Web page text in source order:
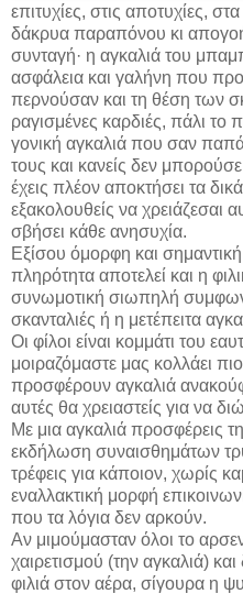
επιτυχίες, στις αποτυχίες,
δάκρυα παραπόνου κι
συνταγή· η αγκαλιά του
ασφάλεια και γαλήνη που
περνούσαν και τη θέση των
ραγισμένες καρδιές, πάλι
γονική αγκαλιά που σαν
τους και κανείς δεν
έχεις πλέον αποκτήσει τα
εξακολουθείς να χρειάζεσαι
σβήσει κάθε ανησυχία.
Εξίσου όμορφη και
πληρότητα αποτελεί και η
συνωμοτική σιωπηλή
σκανταλιές ή η μετέπειτα
Οι φίλοι είναι κομμάτι του
μοιραζόμαστε μας κολλάει
προσφέρουν αγκαλιά
αυτές θα χρειαστείς για να
Με μια αγκαλιά προσφέρεις
εκδήλωση συναισθημάτων
τρέφεις για κάποιον, χωρίς
εναλλακτική μορφή
που τα λόγια δεν αρκούν.
Αν μιμούμασταν όλοι το
χαιρετισμού (την αγκαλιά)
φιλιά στον αέρα, σίγουρα η